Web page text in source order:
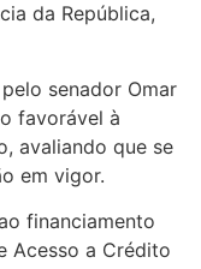
da República,
senador Omar
favorável à
avaliando que se
em vigor.
financiamento
Acesso a Crédito